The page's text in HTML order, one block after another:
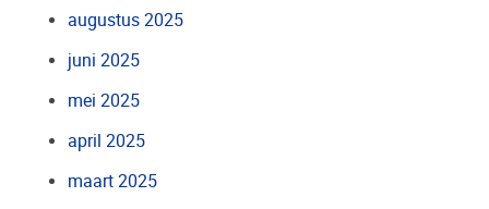
augustus 2025
juni 2025
mei 2025
april 2025
maart 2025